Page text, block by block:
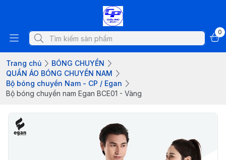
0
Trang chủ
BÓNG CHUYỀN
QUẦN ÁO BÓNG CHUYỀN NAM
Bộ bóng chuyền Nam - CP / Egan
Bộ bóng chuyền nam Egan BCE01 - Vàng